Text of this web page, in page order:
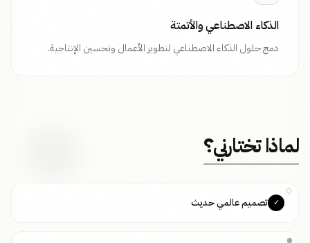
الذكاء الاصطناعي والأتمتة
دمج حلول الذكاء الاصطناعي لتطوير الأعمال وتحسين الإنتاجية.
لماذا تختارني؟
✓ تصميم عالمي حديث